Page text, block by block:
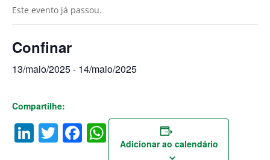
Este evento já passou.
Confinar
13/maio/2025- 14/maio/2025
Compartilhe:
LinkedIn
TwitterFacebook
WhatsApp
Adicionar ao calendário